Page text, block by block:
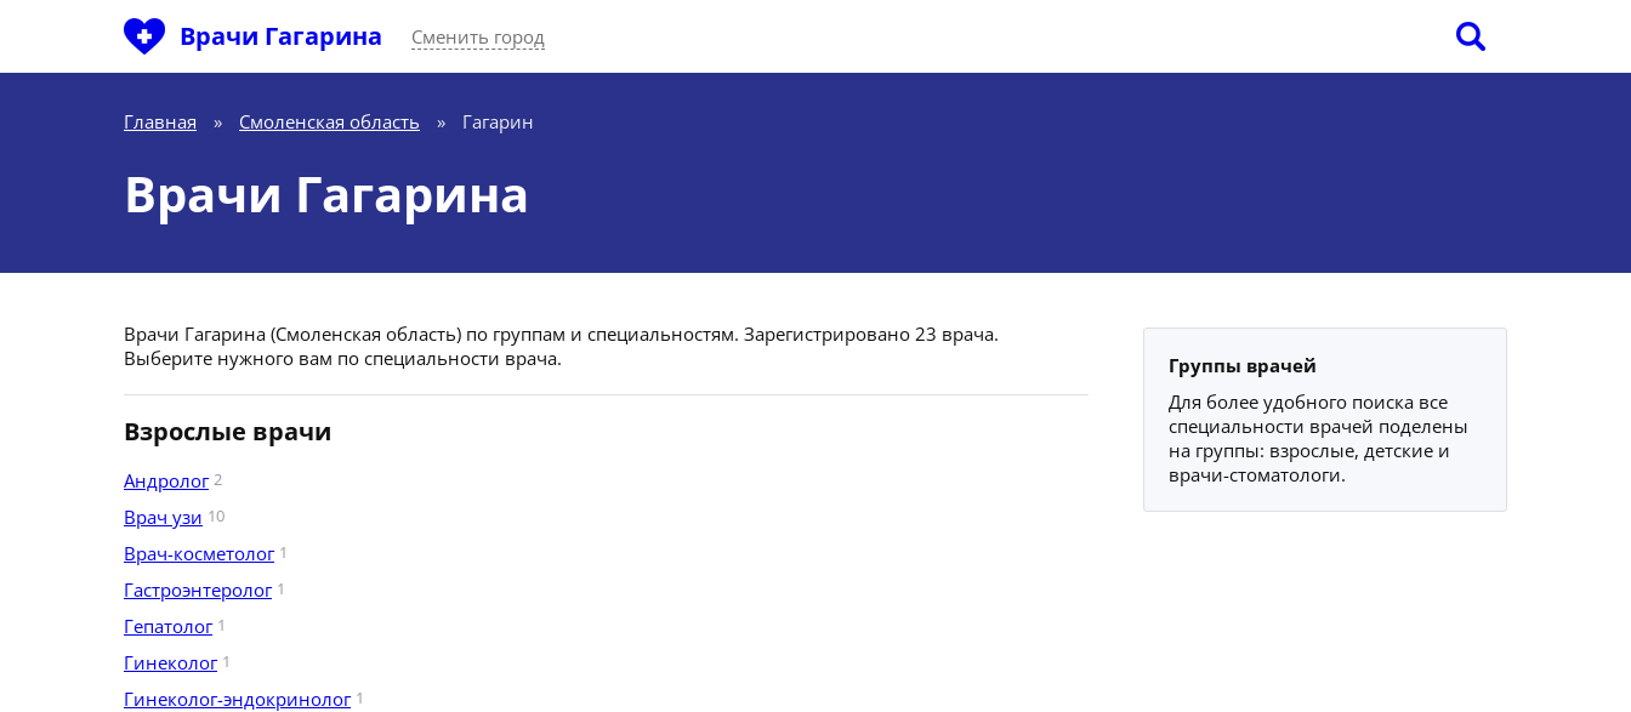
Врачи Гагарина Сменить город
Главная » Смоленская область » Гагарин
Врачи Гагарина
Врачи Гагарина (Смоленская область) по группам и специальностям. Зарегистрировано 23 врача.
Выберите нужного вам по специальности врача.
Взрослые врачи
Андролог 2
Врач узи 10
Врач-косметолог 1
Гастроэнтеролог 1
Гепатолог 1
Гинеколог 1
Гинеколог-эндокринолог 1
Группы врачей
Для более удобного поиска все
специальности врачей поделены
на группы: взрослые, детские и
врачи-стоматологи.